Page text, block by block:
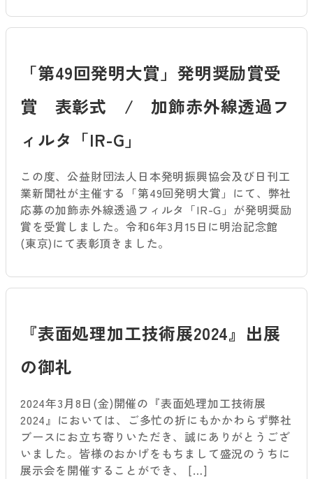
「第49回発明大賞」発明奨励賞受
賞 表彰式 / 加飾赤外線透過フ
ィルタ「IR-G」
この度、公益財団法人日本発明振興協会及び日刊工
業新聞社が主催する「第49回発明大賞」にて、弊社
応募の加飾赤外線透過フィルタ「IR-G」が発明奨励
賞を受賞しました。令和6年3月15日に明治記念館
(東京)にて表彰頂きました。
『表面処理加工技術展2024』出展
の御礼
2024年3月8日(金)開催の『表面処理加工技術展
2024』においては、ご多忙の折にもかかわらず弊社
ブースにお立ち寄りいただき、誠にありがとうござ
いました。皆様のおかげをもちまして盛況のうちに
展示会を開催することができ、 […]